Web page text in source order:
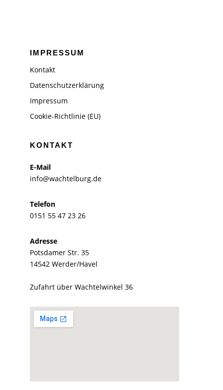
IMPRESSUM
Kontakt
Datenschutzerklärung
Impressum
Cookie-Richtlinie (EU)
KONTAKT
E-Mail
info@wachtelburg.de
Telefon
0151 55 47 23 26
Adresse
Potsdamer Str. 35
14542 Werder/Havel
Zufahrt über Wachtelwinkel 36